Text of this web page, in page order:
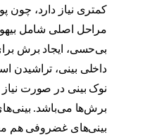
کمتری نیاز دارد، چون
مراحل اصلی شامل
بی‌حسی، ایجاد برش
داخلی بینی، تراشیدن
نوک بینی در صورت نیاز
برش‌ها می‌باشد.
بینی‌های غضروفی هم